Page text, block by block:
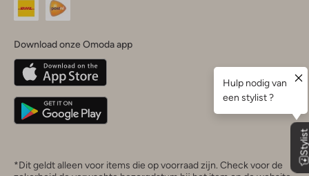
Nederland
Belgique(Français)
Deutschland
Download onze Omoda app
*Dit geldt alleen voor items die op voorraad zijn. Check voor de